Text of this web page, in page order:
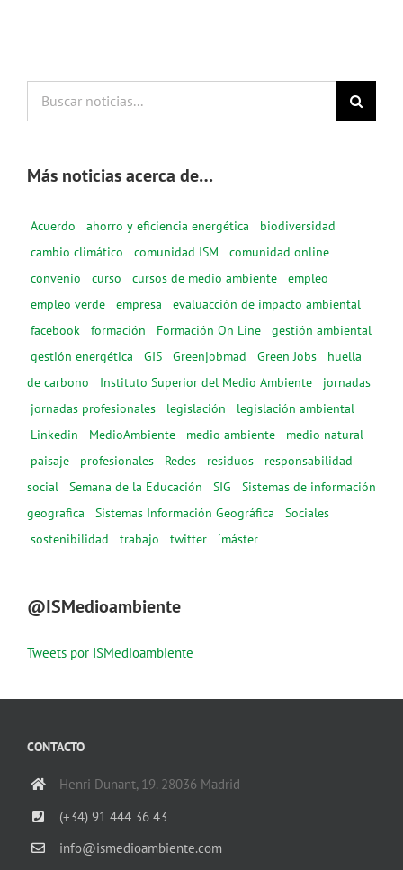
noticias...
Más noticias acerca de…
Acuerdo ahorro y eficiencia energética
biodiversidad
cambio climático
comunidad ISM
comunidad online
convenio
curso cursos de medio ambiente
empleo
empleo verde
empresa
evaluacción de impacto ambiental
facebook
formación Formación On Line
gestión ambiental
gestión energética
GIS Greenjobmad Green Jobs
huella
de carbono
Instituto Superior del Medio Ambiente
jornadas
jornadas profesionales
legislación
legislación ambiental
Linkedin
MedioAmbiente medio ambiente
medio natural
paisaje
profesionales Redes residuos
responsabilidad
social
Semana de la Educación SIG
Sistemas de información
geografica
Sistemas Información Geográfica
Sociales
sostenibilidad
trabajo twitter ´máster
@ISMedioambiente
Tweets por ISMedioambiente
CONTACTO
Henri Dunant, 19. 28036 Madrid
(+34) 91 444 36 43
info@ismedioambiente.com